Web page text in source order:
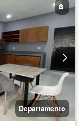
Departamento